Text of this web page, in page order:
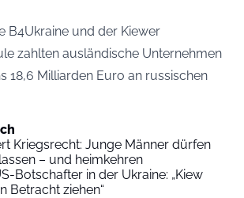
B4Ukraine und der Kiewer
zahlten ausländische Unternehmen
18,6 Milliarden Euro an russischen
Kriegsrecht: Junge Männer dürfen
– und heimkehren
Botschafter in der Ukraine: „Kiew
Betracht ziehen“